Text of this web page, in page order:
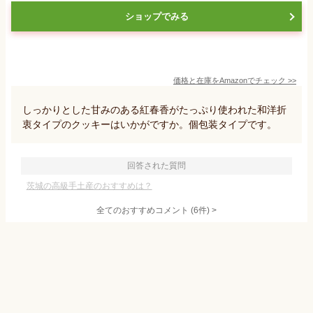
ショップでみる
価格と在庫をAmazonでチェック >>
しっかりとした甘みのある紅春香がたっぷり使われた和洋折
衷タイプのクッキーはいかがですか。個包装タイプです。
回答された質問
茨城の高級手土産のおすすめは？
全てのおすすめコメント (6件) >